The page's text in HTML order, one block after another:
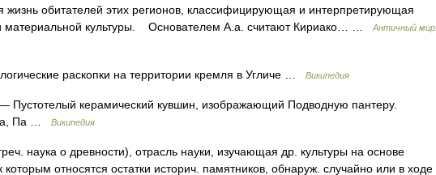
жизнь обитателей этих регионов, классифицирующая и интерпретирующая
и материальной культуры. Основателем А.а. считают Кириако… …
Античный мир.
раскопки на территории кремля в Угличе … Википедия
Пустотелый керамический кувшин, изображающий Подводную пантеру.
Па …
Википедия
о древности), отрасль науки, изучающая др. культуры на основе
которым относятся остатки историч. памятников, обнаруж. случайно или в ходе